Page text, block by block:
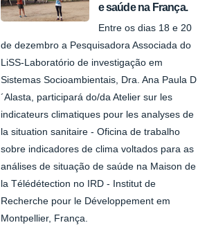
e saúde na França.
Entre os dias 18 e 20
de dezembro a Pesquisadora Associada do
LiSS-Laboratório de investigação em
Sistemas Socioambientais, Dra. Ana Paula D
´Alasta, participará do/da Atelier sur les
indicateurs climatiques pour les analyses de
la situation sanitaire - Oficina de trabalho
sobre indicadores de clima voltados para as
análises de situação de saúde na Maison de
la Télédétection no IRD - Institut de
Recherche pour le Développement em
Montpellier, França.